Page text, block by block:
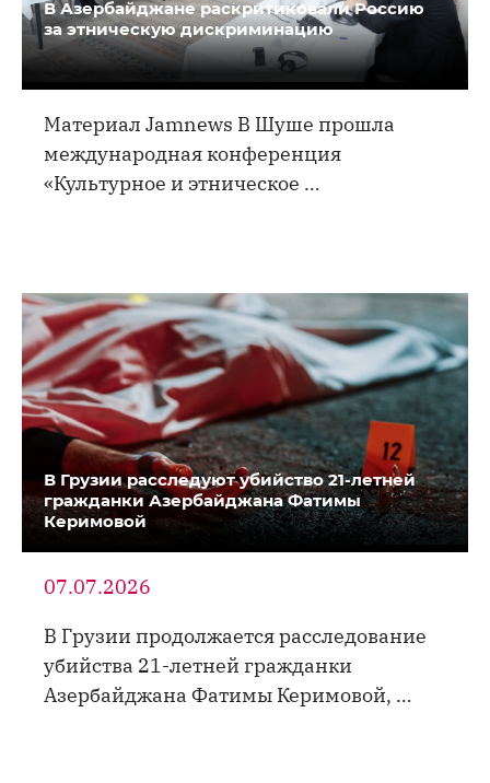
В Азербайджане раскритиковали Россию
за этническую дискриминацию
Материал Jamnews В Шуше прошла
международная конференция
«Культурное и этническое …
В Грузии расследуют убийство 21-летней
гражданки Азербайджана Фатимы
Керимовой
07.07.2026
В Грузии продолжается расследование
убийства 21-летней гражданки
Азербайджана Фатимы Керимовой, …